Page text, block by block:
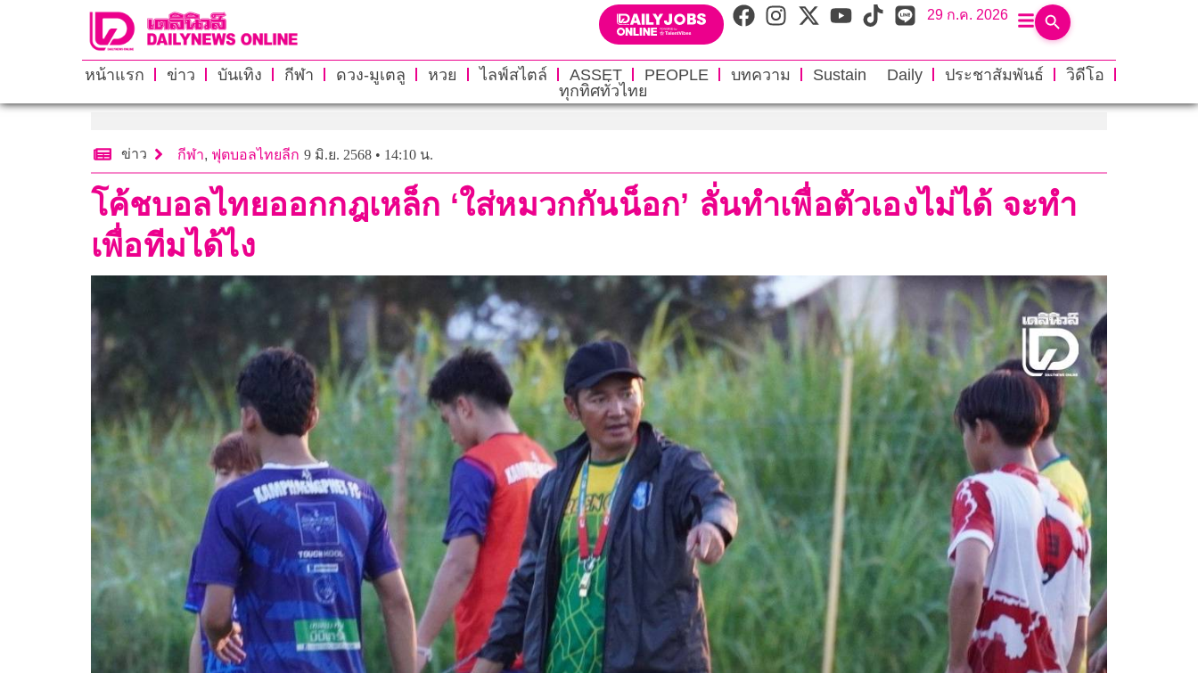
29 ก.ค. 2026
หน้าแรก ข่าว บันเทิง กีฬา ดวง-มูเตลู หวย ไลฟ์สไตล์ ASSET PEOPLE บทความ Sustain Daily ประชาสัมพันธ์
วิดีโอ
ทุกทิศทั่วไทย
ข่าว กีฬา, ฟุตบอลไทยลีก 9 มิ.ย. 2568 • 14:10 น.
โค้ชบอลไทยออกกฎเหล็ก ‘ใส่หมวกกันน็อก’ ลั่นทำเพื่อตัวเองไม่ได้ จะทำ
เพื่อทีมได้ไง